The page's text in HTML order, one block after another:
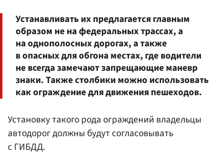
Устанавливать их предлагается главным
образом не на федеральных трассах, а
на однополосных дорогах, а также
в опасных для обгона местах, где водители
не всегда замечают запрещающие маневр
знаки. Также столбики можно использовать
как ограждение для движения пешеходов.
Установку такого рода ограждений владельцы
автодорог должны будут согласовывать
с ГИБДД.